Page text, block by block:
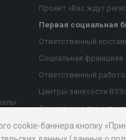
Проект «Вас ждут
Первая социальная
Ответственный
Социальная франшиза
Ответственный
Центры занятости
Социальные проекты
Благотворительный
cookie-баннера кнопку